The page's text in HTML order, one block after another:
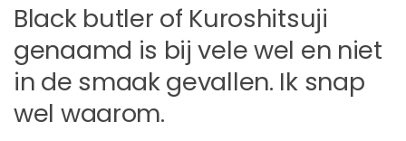
Black butler of Kuroshitsuji
genaamd is bij vele wel en niet
in de smaak gevallen. Ik snap
wel waarom.